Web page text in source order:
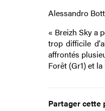
Alessandro
« Breizh Sky a
trop difficile
affrontés
Forêt (Gr1) et
Partager cette